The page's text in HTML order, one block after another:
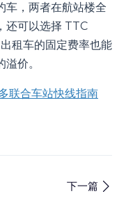
车，两者在航站楼全
还可以选择 TTC
租车的固定费率也能
价。
联合车站快线指南
下一篇